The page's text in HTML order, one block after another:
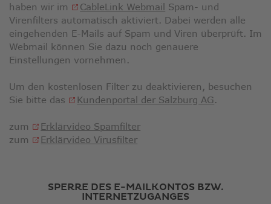
haben wir im
CableLink Webmail Link
öffnet
in
neuem
Spam- und
Virenfilters automatisch aktiviert. Dabei werden alle
eingehenden E-Mails auf Spam und Viren überprüft. Im
Webmail können Sie dazu noch genauere
Einstellungen vornehmen.
Um den kostenlosen Filter zu deaktivieren, besuchen
Sie bitte das
Kundenportal der Salzburg AG.
zum Erklärvideo SpamfilterLink
zum Erklärvideo VirusfilterLink
Fenster
SPERRE DES E-MAILKONTOS BZW.
INTERNETZUGANGES